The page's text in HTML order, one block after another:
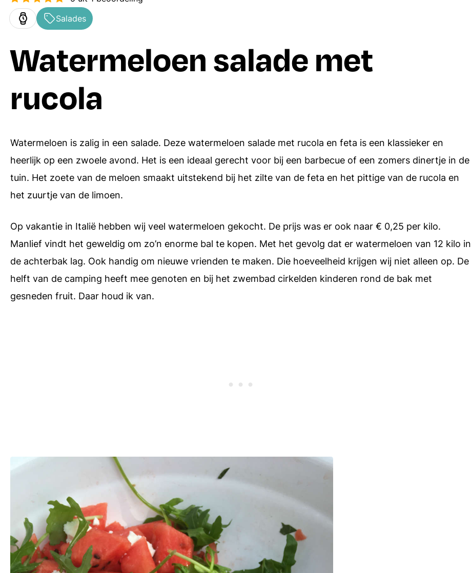
Hoofdgerechten
Desserts
Alle menugangen
Soepen
Italiaanse recepten
Salades
Watermeloen salade met
rucola
Watermeloen is zalig in een salade. Deze watermeloen salade met rucola en feta is een klassieker en
heerlijk op een zwoele avond. Het is een ideaal gerecht voor bij een barbecue of een zomers dinertje in de
tuin. Het zoete van de meloen smaakt uitstekend bij het zilte van de feta en het pittige van de rucola en
het zuurtje van de limoen.
Op vakantie in Italië hebben wij veel watermeloen gekocht. De prijs was er ook naar € 0,25 per kilo.
Manlief vindt het geweldig om zo’n enorme bal te kopen. Met het gevolg dat er watermeloen van 12 kilo in
de achterbak lag. Ook handig om nieuwe vrienden te maken. Die hoeveelheid krijgen wij niet alleen op. De
helft van de camping heeft mee genoten en bij het zwembad cirkelden kinderen rond de bak met
gesneden fruit. Daar houd ik van.